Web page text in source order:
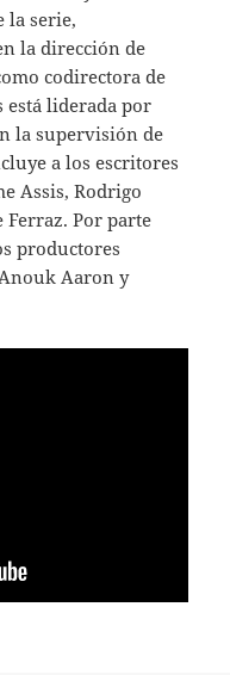
la serie,
la dirección de
codirectora de
está liderada por
la supervisión de
a los escritores
Assis, Rodrigo
Ferraz. Por parte
productores
Aaron y